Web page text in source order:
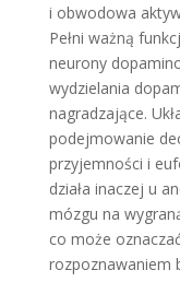
i obwodowa
Pełni ważną
neurony
wydzielania
nagradzające.
podejmowanie
przyjemności i
działa inaczej u
mózgu na
co może
rozpoznawaniem